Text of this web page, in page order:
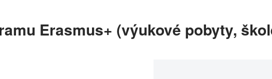
Erasmus+ (výukové pobyty,